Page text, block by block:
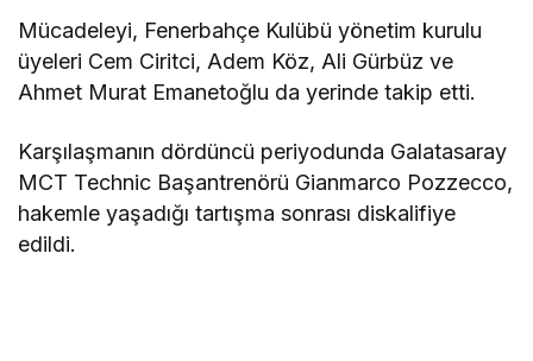
Mücadeleyi, Fenerbahçe Kulübü yönetim kurulu
üyeleri Cem Ciritci, Adem Köz, Ali Gürbüz ve
Ahmet Murat Emanetoğlu da yerinde takip etti.
Karşılaşmanın dördüncü periyodunda Galatasaray
MCT Technic Başantrenörü Gianmarco Pozzecco,
hakemle yaşadığı tartışma sonrası diskalifiye
edildi.